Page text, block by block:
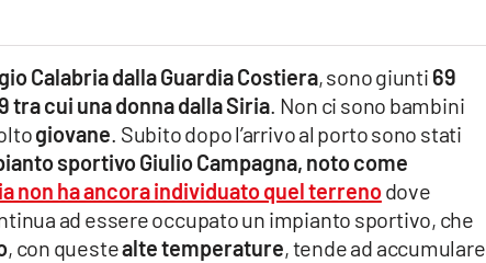
Calabria dalla Guardia Costiera, sono giunti 69
tra cui una donna dalla Siria. Non ci sono bambini
giovane. Subito dopo l’arrivo al porto sono stati
sportivo Giulio Campagna, noto come
non ha ancora individuato quel terrenodove
ad essere occupato un impianto sportivo, che
, con questealte temperature, tende ad accumulare